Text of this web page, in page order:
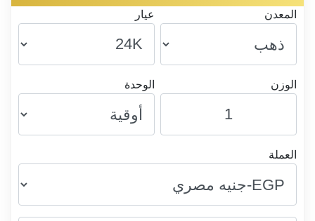
المعدن عيار
الوزن الوحدة
العملة